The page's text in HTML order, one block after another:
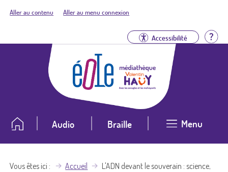
Aller au contenu Aller au menu connexion
Accessibilité
Audio Braille Menu
Vous êtes ici Accueil
L'ADN devant le souverain : science,